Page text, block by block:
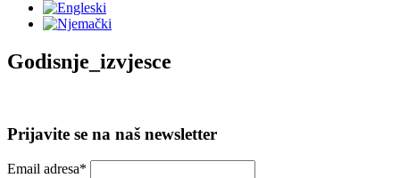
Godisnje_izvjesce
Prijavite se na naš newsletter
Email adresa*